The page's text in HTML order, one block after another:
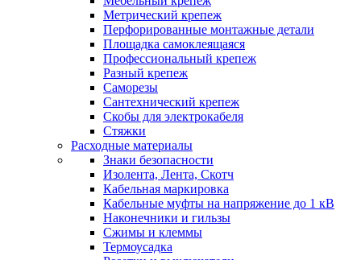
Метрический крепеж
Перфорированные монтажные детали
Площадка самоклеящаяся
Профессиональный крепеж
Разный крепеж
Саморезы
Сантехнический крепеж
Скобы для электрокабеля
Стяжки
Расходные материалы
Знаки безопасности
Изолента, Лента, Скотч
Кабельная маркировка
Кабельные муфты на напряжение до 1 кВ
Наконечники и гильзы
Сжимы и клеммы
Термоусадка